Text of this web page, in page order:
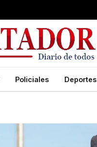
Policiales Deportes